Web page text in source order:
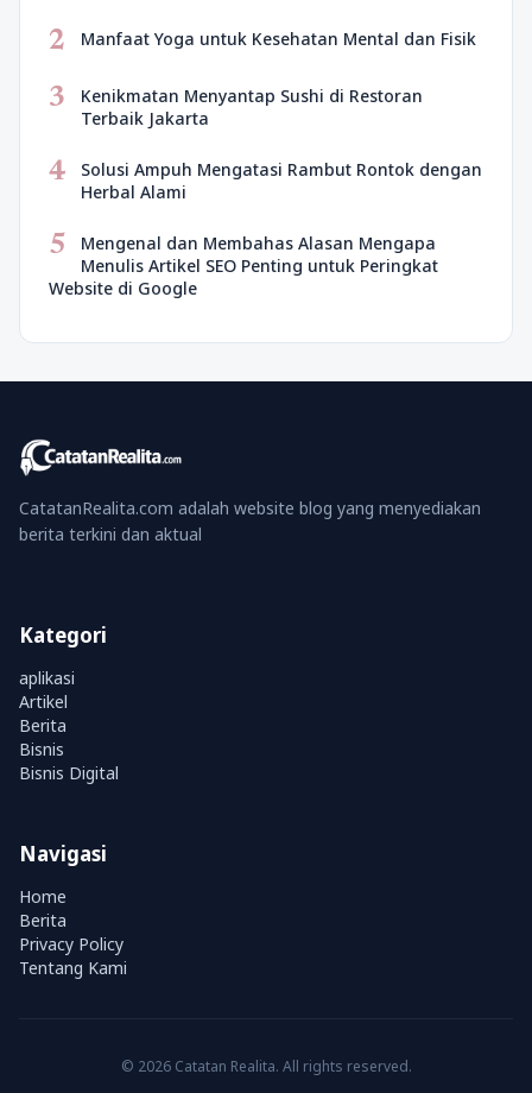
2 Manfaat Yoga untuk Kesehatan Mental dan Fisik
3
Kenikmatan Menyantap Sushi di Restoran
Terbaik Jakarta
4
Solusi Ampuh Mengatasi Rambut Rontok dengan
Herbal Alami
5
Mengenal dan Membahas Alasan Mengapa
Menulis Artikel SEO Penting untuk Peringkat
Website di Google
CatatanRealita.com adalah website blog yang menyediakan
berita terkini dan aktual
Kategori
aplikasi
Artikel
Berita
Bisnis
Bisnis Digital
Navigasi
Home
Berita
Privacy Policy
Tentang Kami
© 2026 Catatan Realita. All rights reserved.